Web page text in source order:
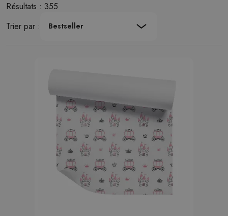
Résultats : 355
Trier par :
Bestseller